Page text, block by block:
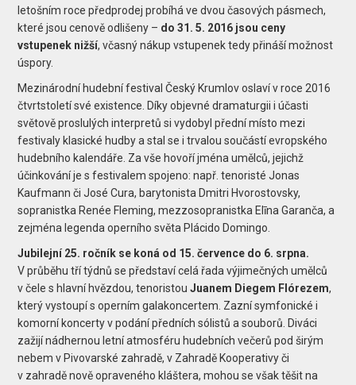
letošním roce předprodej probíhá ve dvou časových pásmech,
které jsou cenově odlišeny – do 31. 5. 2016 jsou ceny
vstupenek nižší, včasný nákup vstupenek tedy přináší možnost
úspory.
Mezinárodní hudební festival Český Krumlov oslaví v roce 2016
čtvrtstoletí své existence. Díky objevné dramaturgii i účasti
světově proslulých interpretů si vydobyl přední místo mezi
festivaly klasické hudby a stal se i trvalou součástí evropského
hudebního kalendáře. Za vše hovoří jména umělců, jejichž
účinkování je s festivalem spojeno: např. tenoristé Jonas
Kaufmann či José Cura, barytonista Dmitri Hvorostovsky,
sopranistka Renée Fleming, mezzosopranistka Elīna Garanča, a
zejména legenda operního světa Plácido Domingo.
Jubilejní 25. ročník se koná od 15. července do 6. srpna.
V průběhu tří týdnů se představí celá řada výjimečných umělců
v čele s hlavní hvězdou, tenoristou Juanem Diegem Flórezem,
který vystoupí s operním galakoncertem. Zazní symfonické i
komorní koncerty v podání předních sólistů a souborů. Diváci
zažijí nádhernou letní atmosféru hudebních večerů pod širým
nebem v Pivovarské zahradě, v Zahradě Kooperativy či
v zahradě nově opraveného kláštera, mohou se však těšit na